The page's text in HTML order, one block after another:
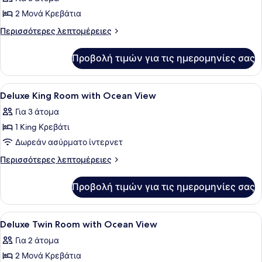
2
Μονά
Κρεβάτια,
στη
Θάλασσα
(Deluxe
Plus)
2 Μονά Κρεβάτια
Περισσότερες λεπτομέρειες
Περισσότερες
Δωμάτιο,
Μονά
Θέα
στη
(Deluxe
Plus)
Προβολή τιμών για τις ημερομηνίες σας
Προβολή
όλων
των
φωτογραφιών
για
Deluxe
with
Ocean
View
Χρηματοκιβώτιο στο δωμάτιο,
5
Deluxe King Room with Ocean View
Για 3 άτομα
1 King Κρεβάτι
Δωρεάν ασύρματο ίντερνετ
Περισσότερες λεπτομέρειες
Περισσότερες
King
Room
with
View
Προβολή τιμών για τις ημερομηνίες σας
Προβολή
όλων
των
φωτογραφιών
Χρηματοκιβώτιο στο δωμάτιο,
6
Deluxe Twin Room with Ocean View
Για 2 άτομα
2 Μονά Κρεβάτια